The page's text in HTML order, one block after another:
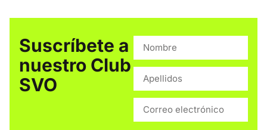
Suscríbete a
nuestro Club
SVO